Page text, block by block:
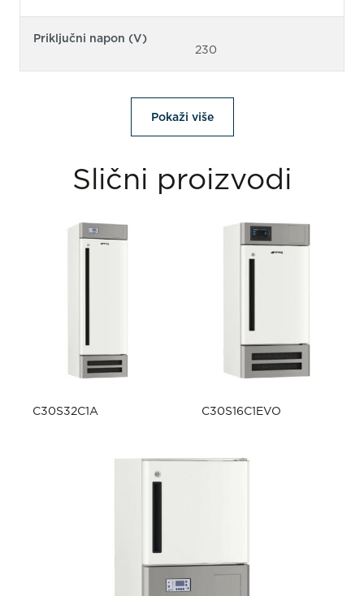
Priključni napon (V)
230
Pokaži više
Slični proizvodi
C30S32C1A C30S16C1EVO